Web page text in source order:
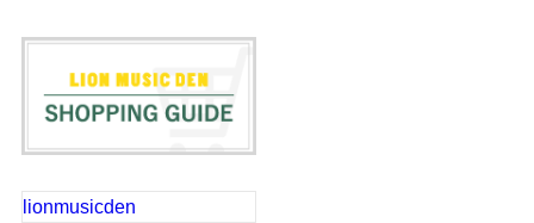
lionmusicden